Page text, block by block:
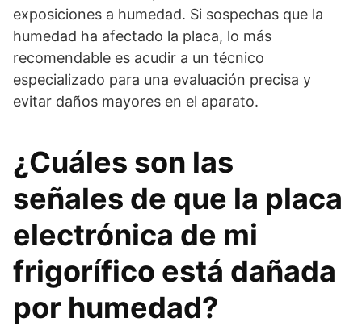
exposiciones a humedad. Si sospechas que la
humedad ha afectado la placa, lo más
recomendable es acudir a un técnico
especializado para una evaluación precisa y
evitar daños mayores en el aparato.
¿Cuáles son las
señales de que la placa
electrónica de mi
frigorífico está dañada
por humedad?